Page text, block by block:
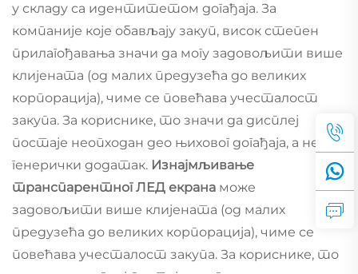
у складу са идентитетом догађаја. За
компаније које обављају закуп, висок степен
прилагођавања значи да могу задовољити више
клијената (од малих предузећа до великих
корпорација), чиме се повећава учесталост
закупа. За кориснике, то значи да дисплеј
постаје неопходан део њиховог догађаја, а не
генерички додатак. Изнајмљивање
транспарентног ЛЕД екрана може
задовољити више клијената (од малих
предузећа до великих корпорација), чиме се
повећава учесталост закупа. За кориснике, то